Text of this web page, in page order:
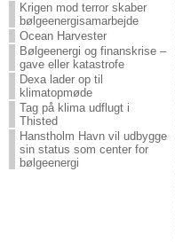
Krigen mod terror skaber
bølgeenergisamarbejde
Ocean Harvester
Bølgeenergi og finanskrise –
gave eller katastrofe
Dexa lader op til
klimatopmøde
Tag på klima udflugt i
Thisted
Hanstholm Havn vil udbygge
sin status som center for
bølgeenergi